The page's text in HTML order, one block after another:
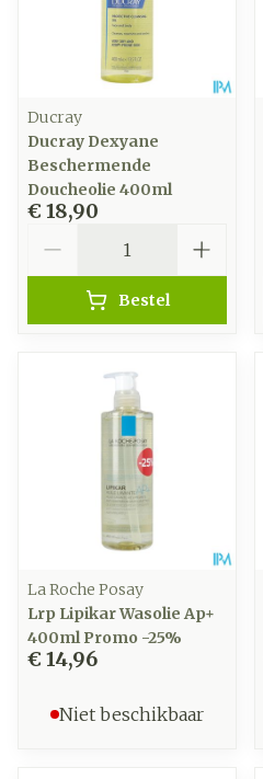
Ducray
Ducray Dexyane
Beschermende
Doucheolie 400ml
€ 18,90
Bestel
La Roche Posay
Lrp Lipikar Wasolie Ap+
400ml Promo -25%
€ 14,96
Niet beschikbaar